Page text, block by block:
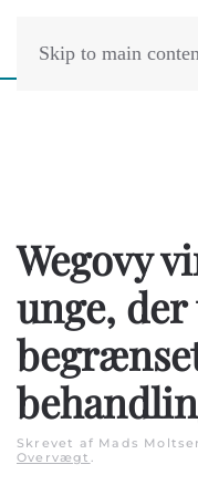
Skip to main
Wegovy
unge,
Skrevet af Mads
Overvægt .